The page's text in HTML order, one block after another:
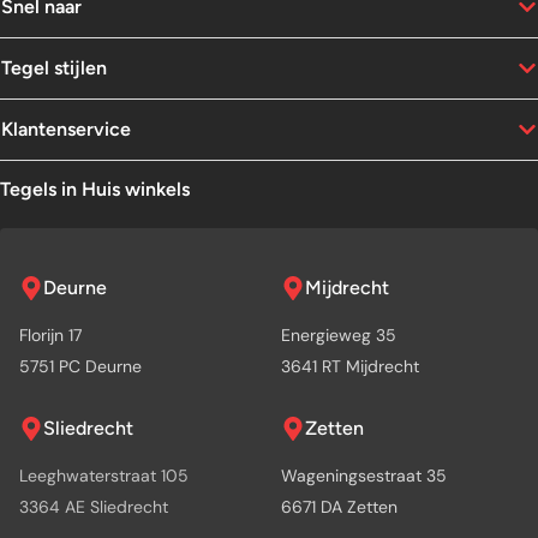
Snel naar
Tegel stijlen
Klantenservice
Tegels in Huis winkels
Deurne
Florijn 17
5751 PC Deurne
Mijdrecht
Energieweg 35
3641 RT Mijdrecht
Sliedrecht
Leeghwaterstraat 105
3364 AE Sliedrecht
Zetten
Wageningsestraat 35
6671 DA Zetten